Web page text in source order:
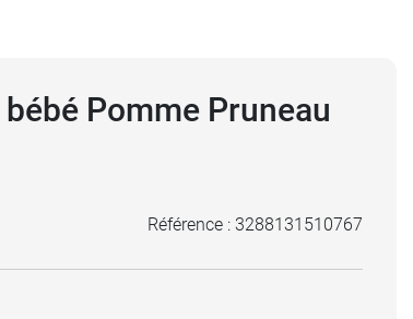
Pomme Pruneau
Référence : 3288131510767